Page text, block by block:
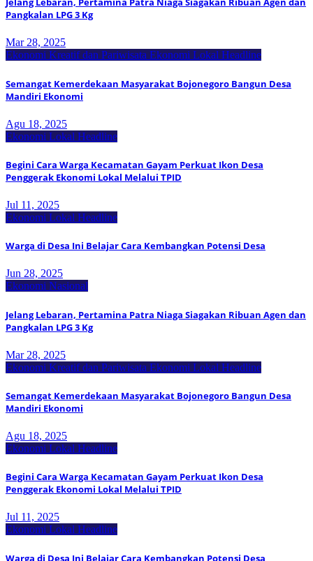
Pangkalan LPG 3 Kg
Mar 28, 2025
Ekonomi Kreatif dan Pariwisata Ekonomi Lokal Headline
Semangat Kemerdekaan Masyarakat Bojonegoro Bangun Desa
Mandiri Ekonomi
Agu 18, 2025
Ekonomi Lokal Headline
Begini Cara Warga Kecamatan Gayam Perkuat Ikon Desa
Penggerak Ekonomi Lokal Melalui TPID
Jul 11, 2025
Ekonomi Lokal Headline
Warga di Desa Ini Belajar Cara Kembangkan Potensi Desa
Jun 28, 2025
Ekonomi Nasional
Jelang Lebaran, Pertamina Patra Niaga Siagakan Ribuan Agen dan
Pangkalan LPG 3 Kg
Mar 28, 2025
Ekonomi Kreatif dan Pariwisata Ekonomi Lokal Headline
Semangat Kemerdekaan Masyarakat Bojonegoro Bangun Desa
Mandiri Ekonomi
Agu 18, 2025
Ekonomi Lokal Headline
Begini Cara Warga Kecamatan Gayam Perkuat Ikon Desa
Penggerak Ekonomi Lokal Melalui TPID
Jul 11, 2025
Ekonomi Lokal Headline
Warga di Desa Ini Belajar Cara Kembangkan Potensi Desa